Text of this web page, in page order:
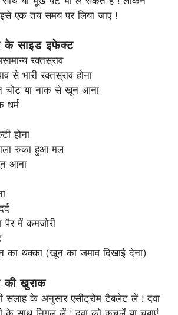
इसे एक तय समय पर लिया जाए !
के साइड इफेक्ट
रक्तस्राव
से भारी रक्तस्राव होना
चोट या नाक से खून आना
धर्म
होना
रुका हुआ मल
आना
पैर में कमजोरी
थक्का (खून का जमाव दिखाई देना)
की खुराक
सलाह के अनुसार एसीट्रोम टैबलेट लें ! दवा